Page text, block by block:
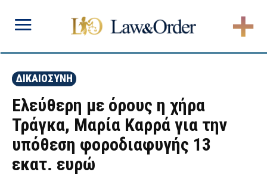
ΔΙΚΑΙΟΣΥΝΗ
Ελεύθερη με όρους η χήρα
Τράγκα, Μαρία Καρρά για την
υπόθεση φοροδιαφυγής 13
εκατ. ευρώ